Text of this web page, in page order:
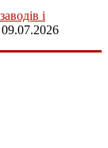
і
09.07.2026